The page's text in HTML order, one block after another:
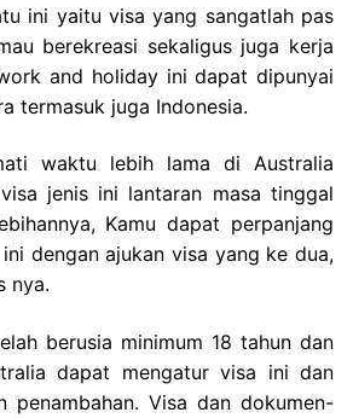
ini yaitu visa yang sangatlah pas
berekreasi sekaligus juga kerja
and holiday ini dapat dipunyai
termasuk juga Indonesia.
waktu lebih lama di Australia
jenis ini lantaran masa tinggal
Kamu dapat perpanjang
dengan ajukan visa yang ke dua,
nya.
berusia minimum 18 tahun dan
dapat mengatur visa ini dan
penambahan. Visa dan dokumen-